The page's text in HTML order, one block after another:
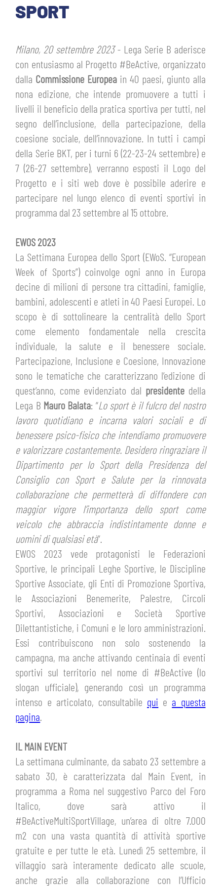
TICKETS
USEFUL SERVICES
ACCREDITATIONS
SHOP
THE CLUB
CLUB PERSONNEL
HISTORY
MUTTI TRAINING CENTER
STORE
MUSEUM
JOIN THE CLUB
FINANCIAL DISCLOSURE
FLASH NEWS
STADIUM
MEDIA
CSR
LEGENDS
ESPORT
PARTNERS
SPORT
Milano, 20 settembre 2023- Lega Serie B aderisce
con entusiasmo al Progetto #BeActive, organizzato
dalla Commissione Europea in 40 paesi, giunto alla
nona edizione, che intende promuovere a tutti i
livelli il beneficio della pratica sportiva per tutti, nel
segno dell’inclusione, della partecipazione, della
coesione sociale, dell’innovazione. In tutti i campi
della Serie BKT, per i turni 6 (22-23-24 settembre) e
7 (26-27 settembre), verranno esposti il Logo del
Progetto e i siti web dove è possibile aderire e
partecipare nel lungo elenco di eventi sportivi in
programma dal 23 settembre al 15 ottobre.
EWOS 2023
La Settimana Europea dello Sport (EWoS. “European
Week of Sports”) coinvolge ogni anno in Europa
decine di milioni di persone tra cittadini, famiglie,
bambini, adolescenti e atleti in 40 Paesi Europei. Lo
scopo è di sottolineare la centralità dello Sport
come elemento fondamentale nella crescita
individuale, la salute e il benessere sociale.
Partecipazione, Inclusione e Coesione, Innovazione
sono le tematiche che caratterizzano l’edizione di
quest’anno, come evidenziato dal presidente della
Lega B Mauro Balata: “Lo sport è il fulcro del nostro
lavoro quotidiano e incarna valori sociali e di
benessere psico-fisico che intendiamo promuovere
e valorizzare costantemente. Desidero ringraziare il
Dipartimento per lo Sport della Presidenza del
Consiglio con Sport e Salute per la rinnovata
collaborazione che permetterà di diffondere con
maggior vigore l’importanza dello sport come
veicolo che abbraccia indistintamente donne e
uomini di qualsiasi età”.
EWOS 2023 vede protagonisti le Federazioni
Sportive, le principali Leghe Sportive, le Discipline
Sportive Associate, gli Enti di Promozione Sportiva,
le Associazioni Benemerite, Palestre, Circoli
Sportivi, Associazioni e Società Sportive
Dilettantistiche, i Comuni e le loro amministrazioni.
Essi contribuiscono non solo sostenendo la
campagna, ma anche attivando centinaia di eventi
sportivi sul territorio nel nome di #BeActive (lo
slogan ufficiale), generando così un programma
intenso e articolato, consultabile qui e a questa
pagina
IL MAIN EVENT
La settimana culminante, da sabato 23 settembre a
sabato 30, è caratterizzata dal Main Event, in
programma a Roma nel suggestivo Parco del Foro
Italico, dove sarà attivo il
#BeActiveMultiSportVillage, un’area di oltre 7.000
m2 con una vasta quantità di attività sportive
gratuite e per tutte le età. Lunedì 25 settembre, il
villaggio sarà interamente dedicato alle scuole,
anche grazie alla collaborazione con l’Ufficio